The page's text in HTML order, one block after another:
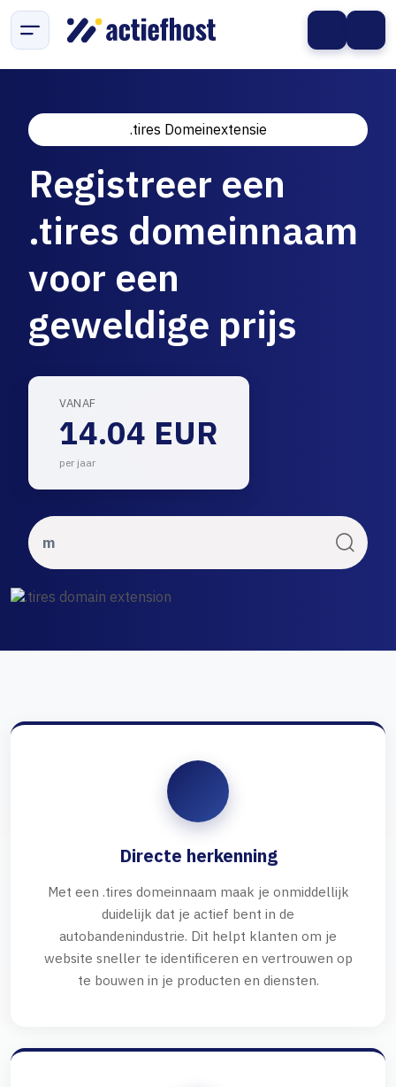
.tires Domeinextensie
Registreer een
.tires domeinnaam
voor een
geweldige prijs
VANAF
14.04 EUR
per jaar
Directe herkenning
Met een .tires domeinnaam maak je onmiddellijk
duidelijk dat je actief bent in de
autobandenindustrie. Dit helpt klanten om je
website sneller te identificeren en vertrouwen op
te bouwen in je producten en diensten.